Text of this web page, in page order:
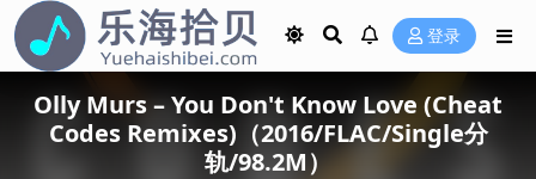
登录
Olly Murs – You Don't Know Love (Cheat
Codes Remixes)（2016/FLAC/Single分
轨/98.2M）